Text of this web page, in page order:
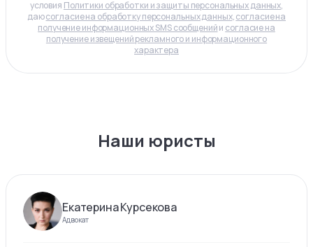
условия Политики обработки и защиты персональных данных,
даюсогласие на обработку персональных данных,согласие на
получение информационных SMS сообщенийи согласие на
получение извещений рекламного и информационного
характера
Наши юристы
Екатерина Курсекова
Адвокат